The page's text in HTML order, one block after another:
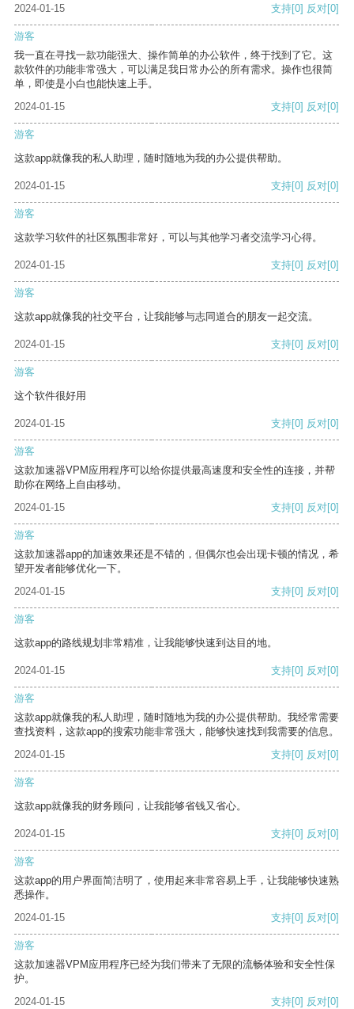
2024-01-15 支持[0] 反对[0]
游客
我一直在寻找一款功能强大、操作简单的办公软件，终于找到了它。这
款软件的功能非常强大，可以满足我日常办公的所有需求。操作也很简
单，即使是小白也能快速上手。
2024-01-15
支持[0] 反对[0]
游客
这款app就像我的私人助理，随时随地为我的办公提供帮助。
2024-01-15 支持[0] 反对[0]
游客
这款学习软件的社区氛围非常好，可以与其他学习者交流学习心得。
2024-01-15 支持[0] 反对[0]
游客
这款app就像我的社交平台，让我能够与志同道合的朋友一起交流。
2024-01-15 支持[0] 反对[0]
游客
这个软件很好用
2024-01-15 支持[0] 反对[0]
游客
这款加速器VPM应用程序可以给你提供最高速度和安全性的连接，并帮
助你在网络上自由移动。
2024-01-15
支持[0] 反对[0]
游客
这款加速器app的加速效果还是不错的，但偶尔也会出现卡顿的情况，希
望开发者能够优化一下。
2024-01-15
支持[0] 反对[0]
游客
这款app的路线规划非常精准，让我能够快速到达目的地。
2024-01-15 支持[0] 反对[0]
游客
这款app就像我的私人助理，随时随地为我的办公提供帮助。我经常需要
查找资料，这款app的搜索功能非常强大，能够快速找到我需要的信息。
2024-01-15
支持[0] 反对[0]
游客
这款app就像我的财务顾问，让我能够省钱又省心。
2024-01-15 支持[0] 反对[0]
游客
这款app的用户界面简洁明了，使用起来非常容易上手，让我能够快速熟
悉操作。
2024-01-15
支持[0] 反对[0]
游客
这款加速器VPM应用程序已经为我们带来了无限的流畅体验和安全性保
护。
2024-01-15
支持[0] 反对[0]